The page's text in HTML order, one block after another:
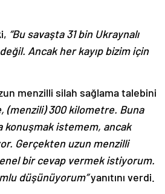
“Bu savaşta 31 bin Ukraynalı
Ancak her kayıp bizim için
menzilli silah sağlama talebini
(menzili) 300 kilometre. Buna
konuşmak istemem, ancak
Gerçekten uzun menzilli
bir cevap vermek istiyorum.
düşünüyorum”yanıtını verdi.